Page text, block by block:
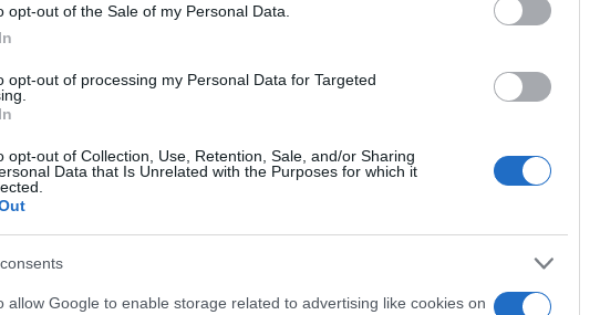
opt-out of the Sale of my Personal Data.
opt-out of processing my Personal Data for Targeted
opt-out of Collection, Use, Retention, Sale, and/or Sharing
Data that Is Unrelated with the Purposes for which it
allow Google to enable storage related to advertising like cookies on
μην μένεις στο σκοτάδι... ακολούθησε το Flash.gr